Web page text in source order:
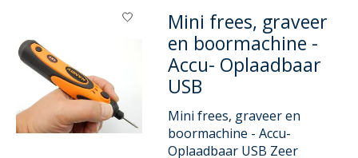
Mini frees, graveer
en boormachine -
Accu- Oplaadbaar
USB
Mini frees, graveer en
boormachine - Accu-
Oplaadbaar USB Zeer